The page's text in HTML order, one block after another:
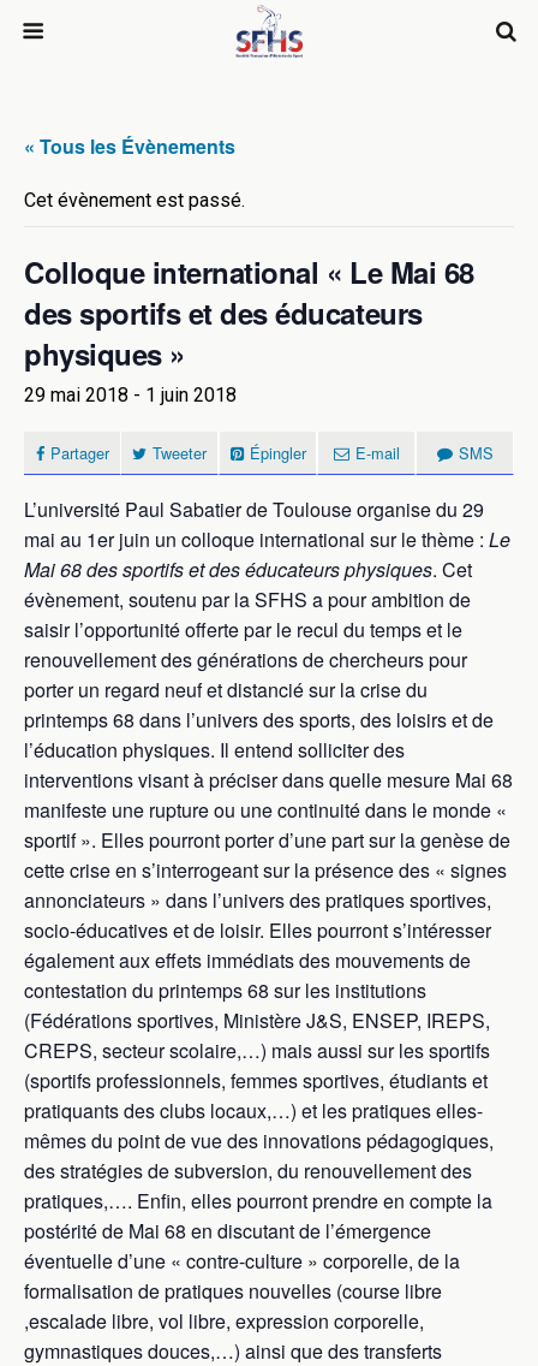
« Tous les Évènements
Cet évènement est passé.
Colloque international « Le Mai 68
des sportifs et des éducateurs
physiques »
29 mai 2018 - 1 juin 2018
Partager Tweeter Épingler E-mail SMS
L’université Paul Sabatier de Toulouse organise du 29
mai au 1er juin un colloque international sur le thème : Le
Mai 68 des sportifs et des éducateurs physiques. Cet
évènement, soutenu par la SFHS a pour ambition de
saisir l’opportunité offerte par le recul du temps et le
renouvellement des générations de chercheurs pour
porter un regard neuf et distancié sur la crise du
printemps 68 dans l’univers des sports, des loisirs et de
l’éducation physiques. Il entend solliciter des
interventions visant à préciser dans quelle mesure Mai 68
manifeste une rupture ou une continuité dans le monde «
sportif ». Elles pourront porter d’une part sur la genèse de
cette crise en s’interrogeant sur la présence des « signes
annonciateurs » dans l’univers des pratiques sportives,
socio-éducatives et de loisir. Elles pourront s’intéresser
également aux effets immédiats des mouvements de
contestation du printemps 68 sur les institutions
(Fédérations sportives, Ministère J&S, ENSEP, IREPS,
CREPS, secteur scolaire,…) mais aussi sur les sportifs
(sportifs professionnels, femmes sportives, étudiants et
pratiquants des clubs locaux,…) et les pratiques elles-
mêmes du point de vue des innovations pédagogiques,
des stratégies de subversion, du renouvellement des
pratiques,…. Enfin, elles pourront prendre en compte la
postérité de Mai 68 en discutant de l’émergence
éventuelle d’une « contre-culture » corporelle, de la
formalisation de pratiques nouvelles (course libre
,escalade libre, vol libre, expression corporelle,
gymnastiques douces,…) ainsi que des transferts